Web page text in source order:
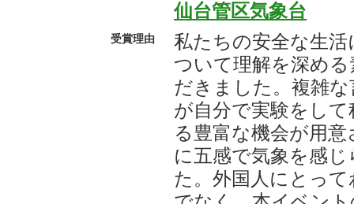
仙台管区気象台
受賞理由
私たちの安全な生
ついて理解を深め
だきました。複雑
が自分で実験をし
る豊富な機会が用
に五感で気象を感
た。外国人にとっ